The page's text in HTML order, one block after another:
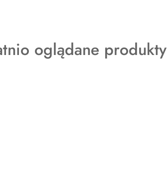
oglądane produkty